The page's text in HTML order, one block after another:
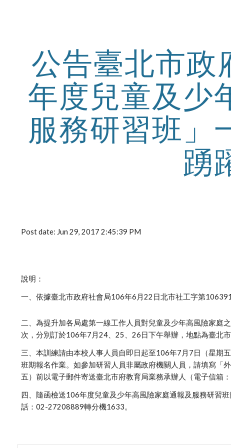
公告臺北市政
年度兒童及少
服務研習班」
踴
Post date: Jun 29, 2017 2:45:39 PM
說明：
一、依據臺北市政府社會局106年6月22日北市社工字第
二、為提升加各局處第一線工作人員對兒童及少年高風險家庭
次，分別訂於106年7月24、25、26日下午舉辦，地點為臺北
三、本訓練請由本校人事人員自即日起至106年7月7日（星期
班期報名作業。如參加研習人員非屬政府機關人員，請填寫「
五）前以電子郵件寄送臺北市府教育局業務承辦人（電子信箱
四、隨函檢送106年度兒童及少年高風險家庭通報及服務研習
話：02-27208889轉分機1633。